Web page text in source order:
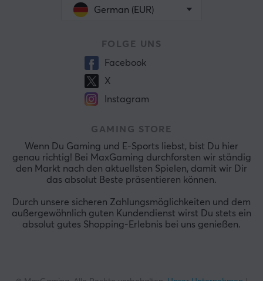
German (EUR)
FOLGE UNS
Facebook
X
Instagram
GAMING STORE
Wenn Du Gaming und E-Sports liebst, bist Du hier
genau richtig! Bei MaxGaming durchforsten wir ständig
den Markt nach den aktuellsten Spielen, damit wir Dir
das absolut Beste präsentieren können.
Durch unsere sicheren Zahlungsmöglichkeiten und dem
außergewöhnlich guten Kundendienst wirst Du stets ein
absolut gutes Shopping-Erlebnis bei uns genießen.